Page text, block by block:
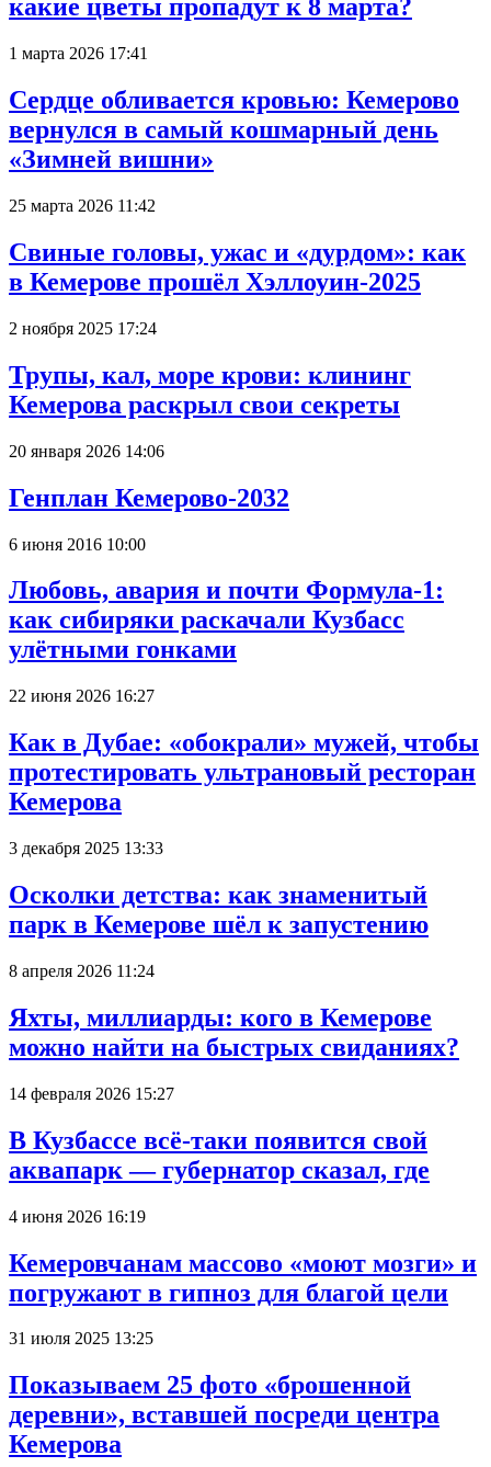
какие цветы пропадут к 8 марта?
1 марта 2026 17:41
Сердце обливается кровью: Кемерово
вернулся в самый кошмарный день
«Зимней вишни»
25 марта 2026 11:42
Свиные головы, ужас и «дурдом»: как
в Кемерове прошёл Хэллоуин-2025
2 ноября 2025 17:24
Трупы, кал, море крови: клининг
Кемерова раскрыл свои секреты
20 января 2026 14:06
Генплан Кемерово-2032
6 июня 2016 10:00
Любовь, авария и почти Формула-1:
как сибиряки раскачали Кузбасс
улётными гонками
22 июня 2026 16:27
Как в Дубае: «обокрали» мужей, чтобы
протестировать ультрановый ресторан
Кемерова
3 декабря 2025 13:33
Осколки детства: как знаменитый
парк в Кемерове шёл к запустению
8 апреля 2026 11:24
Яхты, миллиарды: кого в Кемерове
можно найти на быстрых свиданиях?
14 февраля 2026 15:27
В Кузбассе всё-таки появится свой
аквапарк — губернатор сказал, где
4 июня 2026 16:19
Кемеровчанам массово «моют мозги» и
погружают в гипноз для благой цели
31 июля 2025 13:25
Показываем 25 фото «брошенной
деревни», вставшей посреди центра
Кемерова